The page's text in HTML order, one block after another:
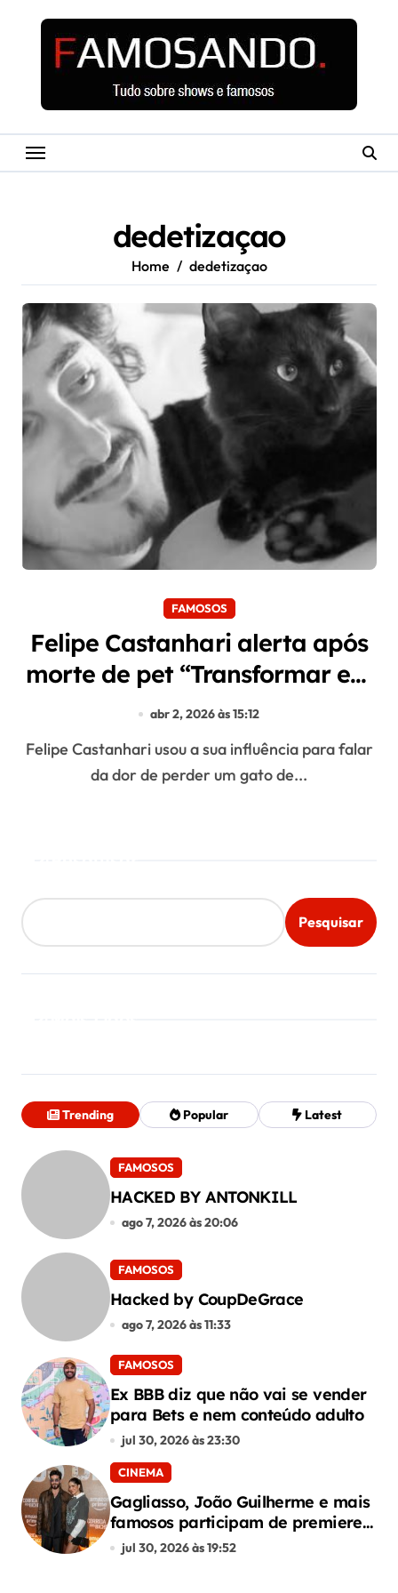
dedetizaçao
Home dedetizaçao
FAMOSOS
Felipe Castanhari alerta após
morte de pet “Transformar em
informação útil”
abr 2, 2026 às 15:12
Felipe Castanhari usou a sua influência para falar
da dor de perder um gato de...
Pesquisar
Trending Popular Latest
FAMOSOS
HACKED BY ANTONKILL
ago 7, 2026 às 20:06
FAMOSOS
Hacked by CoupDeGrace
ago 7, 2026 às 11:33
FAMOSOS
Ex BBB diz que não vai se vender
para Bets e nem conteúdo adulto
jul 30, 2026 às 23:30
CINEMA
Gagliasso, João Guilherme e mais
famosos participam de premiere
de “Corrida dos Bichos”
jul 30, 2026 às 19:52